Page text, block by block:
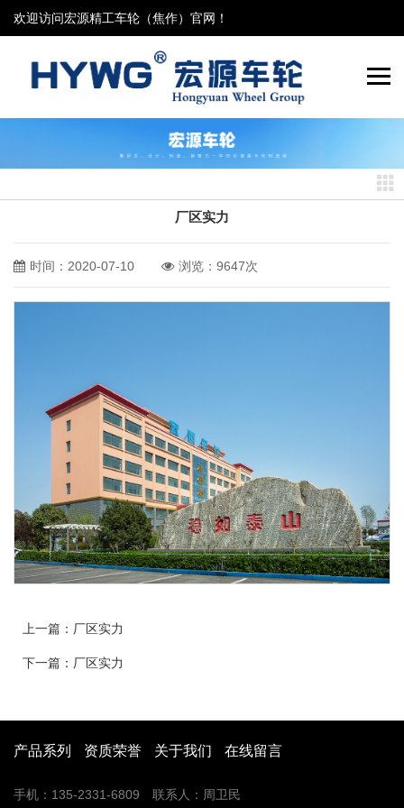
欢迎访问宏源精工车轮（焦作）官网！
厂区实力
时间：2020-07-10 浏览：9647次
上一篇： 厂区实力
下一篇： 厂区实力
产品系列 资质荣誉 关于我们 在线留言
手机：135-2331-6809 联系人：周卫民